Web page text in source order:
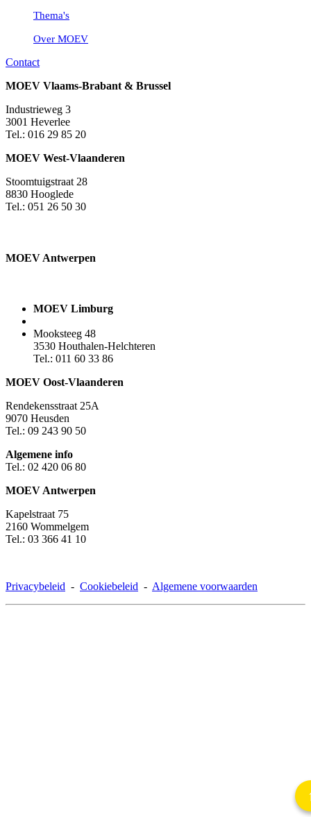
Thema's
Over MOEV
Contact
MOEV Vlaams-Brabant & Brussel
Industrieweg 3
3001 Heverlee
Tel.: 016 29 85 20
MOEV West-Vlaanderen
Stoomtuigstraat 28
8830 Hooglede
Tel.: 051 26 50 30
MOEV Antwerpen​
MOEV Limburg
Mooksteeg 48
3530 Houthalen-Helchteren
Tel.: 011 60 33 86
MOEV Oost-Vlaanderen
Rendekensstraat 25A
9070 Heusden
Tel.: 09 243 90 50
Algemene info
Tel.: 02 420 06 80
MOEV Antwerpen
Kapelstraat 75
2160 Wommelgem
Tel.: 03 366 41 10
Privacybeleid - Cookiebeleid - Algemene voorwaarden